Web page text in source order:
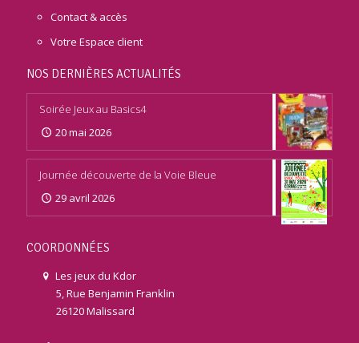
Contact & accès
Votre Espace client
NOS DERNIÈRES ACTUALITÉS
Soirée Jeux au Basics4
20 mai 2026
Journée découverte de la Voie Bleue
29 avril 2026
COORDONNÉES
Les jeux du Kdor
5, Rue Benjamin Franklin
26120 Malissard